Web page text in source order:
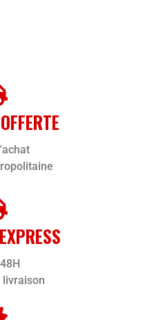
livraison